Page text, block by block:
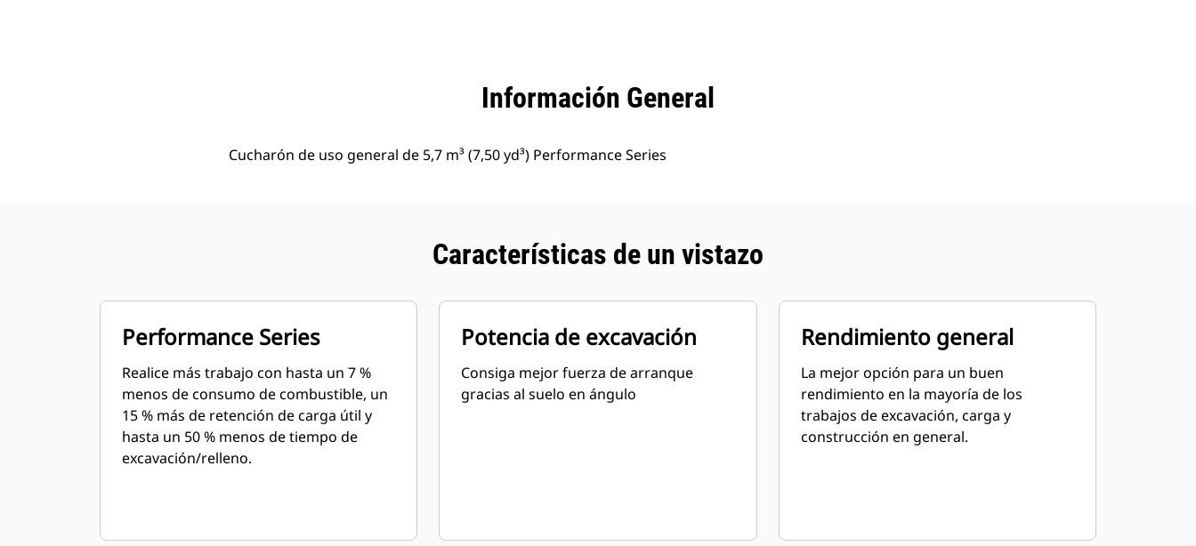
Información General
Cucharón de uso general de 5,7 m³ (7,50 yd³) Performance Series
Características de un vistazo
Performance Series
Realice más trabajo con hasta un 7 %
menos de consumo de combustible, un
15 % más de retención de carga útil y
hasta un 50 % menos de tiempo de
excavación/relleno.
Potencia de excavación
Consiga mejor fuerza de arranque
gracias al suelo en ángulo
Rendimiento general
La mejor opción para un buen
rendimiento en la mayoría de los
trabajos de excavación, carga y
construcción en general.